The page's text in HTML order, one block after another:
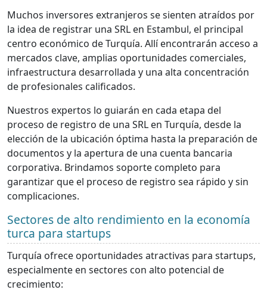
Muchos inversores extranjeros se sienten atraídos por
la idea de registrar una SRL en Estambul, el principal
centro económico de Turquía. Allí encontrarán acceso a
mercados clave, amplias oportunidades comerciales,
infraestructura desarrollada y una alta concentración
de profesionales calificados.
Nuestros expertos lo guiarán en cada etapa del
proceso de registro de una SRL en Turquía, desde la
elección de la ubicación óptima hasta la preparación de
documentos y la apertura de una cuenta bancaria
corporativa. Brindamos soporte completo para
garantizar que el proceso de registro sea rápido y sin
complicaciones.
Sectores de alto rendimiento en la economía
turca para startups
Turquía ofrece oportunidades atractivas para startups,
especialmente en sectores con alto potencial de
crecimiento: